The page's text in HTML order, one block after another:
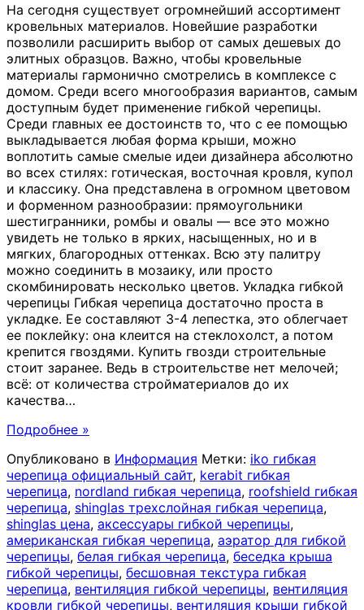
На сегодня существует огромнейший ассортимент
кровельных материалов. Новейшие разработки
позволили расширить выбор от самых дешевых до
элитных образцов. Важно, чтобы кровельные
материалы гармонично смотрелись в комплексе с
домом. Среди всего многообразия вариантов, самым
доступным будет применение гибкой черепицы.
Среди главных ее достоинств то, что с ее помощью
выкладывается любая форма крыши, можно
воплотить самые смелые идеи дизайнера абсолютно
во всех стилях: готическая, восточная кровля, купол
и классику. Она представлена в огромном цветовом
и форменном разнообразии: прямоугольники
шестигранники, ромбы и овалы — все это можно
увидеть не только в ярких, насыщенных, но и в
мягких, благородных оттенках. Всю эту палитру
можно соединить в мозаику, или просто
скомбинировать несколько цветов. Укладка гибкой
черепицы Гибкая черепица достаточно проста в
укладке. Ее составляют 3-4 лепестка, это облегчает
ее поклейку: она клеится на стеклохолст, а потом
крепится гвоздями. Купить гвозди строительные
стоит заранее. Ведь в строительстве нет мелочей;
всё: от количества стройматериалов до их
качества…
Подробнее »
Опубликовано в Информация Метки: iko гибкая
черепица официальный сайт, kerabit гибкая
черепица, nordland гибкая черепица, roofshield гибкая
черепица, shinglas трехслойная гибкая черепица,
shinglas цена, аксессуары гибкой черепицы,
американская гибкая черепица, аэратор для гибкой
черепицы, белая гибкая черепица, беседка крыша
гибкой черепицы, бесшовная текстура гибкая
черепица, вентиляция гибкой черепицы, вентиляция
кровли гибкой черепицы, вентиляция крыши гибкой